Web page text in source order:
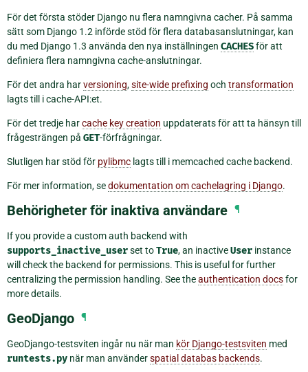
För det första stöder Django nu flera namngivna cacher. På samma
sätt som Django 1.2 införde stöd för flera databasanslutningar, kan
du med Django 1.3 använda den nya inställningen CACHESför att
definiera flera namngivna cache-anslutningar.
För det andra harversioning,site-wide prefixing och transformation
lagts till i cache-API:et.
För det tredje harcache key creation uppdaterats för att ta hänsyn till
frågesträngen på GET-förfrågningar.
Slutligen har stöd för pylibmc lagts till i memcached cache backend.
För mer information, sedokumentation om cachelagring i Django.
Behörigheter för inaktiva användare ¶
If you provide a custom auth backend with
supports_inactive_userset toTrue, an inactiveUser instance
will check the backend for permissions. This is useful for further
centralizing the permission handling. See theauthentication docsfor
more details.
GeoDjango ¶
GeoDjango-testsviten ingår nu när man kör Django-testsviten med
runtests.py när man använderspatial databas backends.